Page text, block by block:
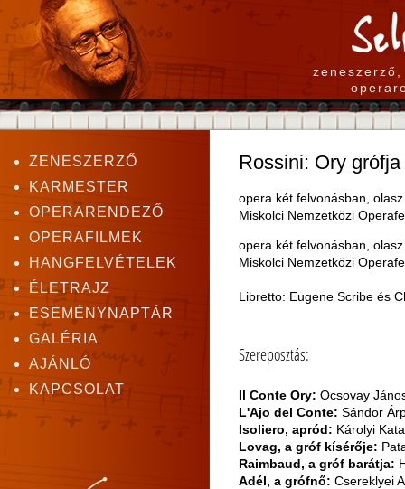
ZENESZERZŐ
KARMESTER
OPERARENDEZŐ
OPERAFILMEK
HANGFELVÉTELEK
ÉLETRAJZ
ESEMÉNYNAPTÁR
GALÉRIA
AJÁNLÓ
KAPCSOLAT
Rossini: Ory grófja
opera két felvonásban,
Miskolci Nemzetközi
opera két felvonásban,
Miskolci Nemzetközi
Libretto: Eugene Scribe és
Szereposztás:
Il Conte Ory: Ocsovay
L'Ajo del Conte: Sándor
Isoliero, apród: Károlyi
Lovag, a gróf kísérője:
Raimbaud, a gróf barátja:
Adél, a grófnő: Csereklyei